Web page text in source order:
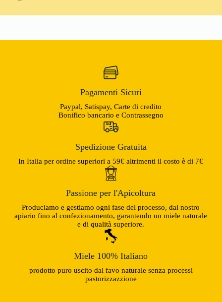
Pagamenti Sicuri
Paypal, Satispay, Carte di credito
Bonifico bancario e Contrassegno
Spedizione Gratuita
In Italia per ordine superiori a 59€ altrimenti il costo è di 7€
Passione per l'Apicoltura
Produciamo e gestiamo ogni fase del processo, dai nostro
apiario fino al confezionamento, garantendo un miele naturale
e di qualità superiore.
Miele 100% Italiano
prodotto puro uscito dal favo naturale senza processi
pastorizzazzione